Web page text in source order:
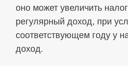
оно может увеличить
регулярный доход, при
соответствующем году у
доход.